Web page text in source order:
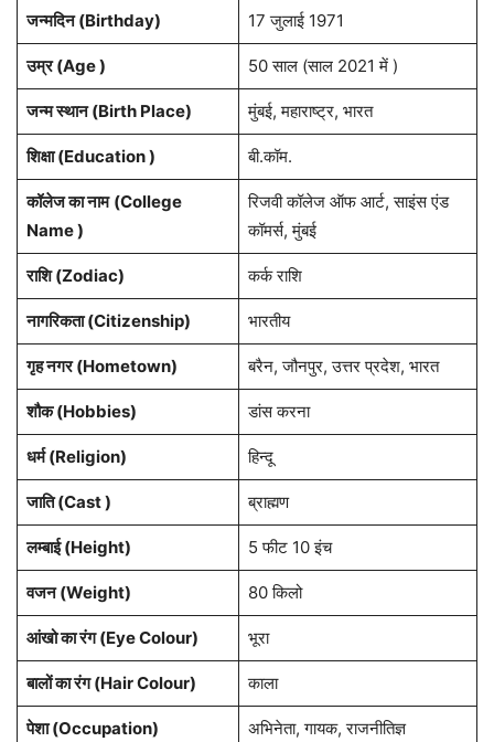
जन्मदिन (Birthday) 17 जुलाई 1971
उम्र (Age ) 50 साल (साल 2021 में )
जन्म स्थान (Birth Place) मुंबई, महाराष्ट्र, भारत
शिक्षा (Education ) बी.कॉम.
कॉलेज का नाम (College
Name )
रिजवी कॉलेज ऑफ आर्ट, साइंस एंड
कॉमर्स, मुंबई
राशि(Zodiac) कर्क राशि
नागरिकता(Citizenship) भारतीय
गृह नगर(Hometown) बरैन, जौनपुर, उत्तर प्रदेश, भारत
शौक (Hobbies) डांस करना
धर्म (Religion) हिन्दू
जाति (Cast ) ब्राह्मण
लम्बाई (Height) 5 फीट 10 इंच
वजन (Weight) 80 किलो
आंखो का रंग (Eye Colour) भूरा
बालों का रंग (Hair Colour) काला
पेशा(Occupation) अभिनेता, गायक, राजनीतिज्ञ